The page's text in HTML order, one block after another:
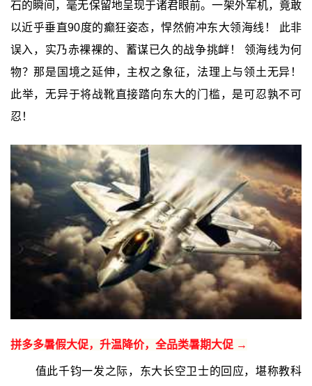
石的瞬间，毫无保留地呈现于诸君眼前。一架外军机，竟敢
以近乎垂直90度的癫狂姿态，悍然俯冲东大领海线！ 此非
误入，实乃赤裸裸的、蓄谋已久的战争挑衅！ 领海线为何
物？那是国境之延伸，主权之象征，法理上与领土无异！
此举，无异于将战靴直接踏向东大的门槛，是可忍孰不可
忍！
拼多多暑假大促，升温降价，全品类暑期大促 →
值此千钧一发之际，东大长空卫士的回应，堪称教科